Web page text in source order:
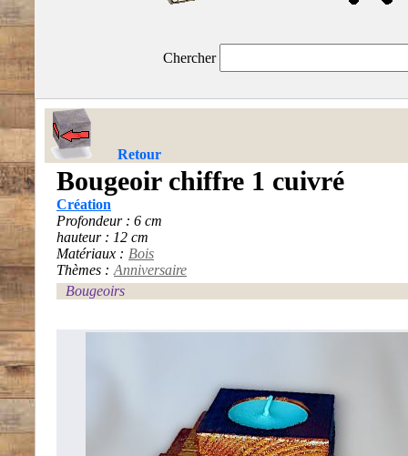
Chercher
Retour
Bougeoir chiffre 1 cuivré
Création
Profondeur : 6 cm
hauteur : 12 cm
Matériaux : Bois
Thèmes : Anniversaire
Bougeoirs